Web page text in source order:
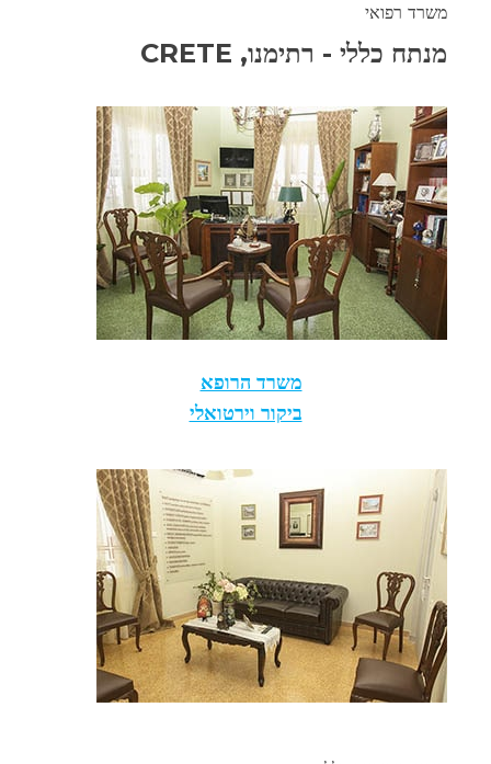
משרד רפואי
מנתח כללי - רתימנו, CRETE
משרד הרופא
ביקור וירטואלי